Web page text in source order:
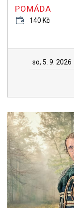
POMÁDA
140 Kč
so, 5. 9. 2026